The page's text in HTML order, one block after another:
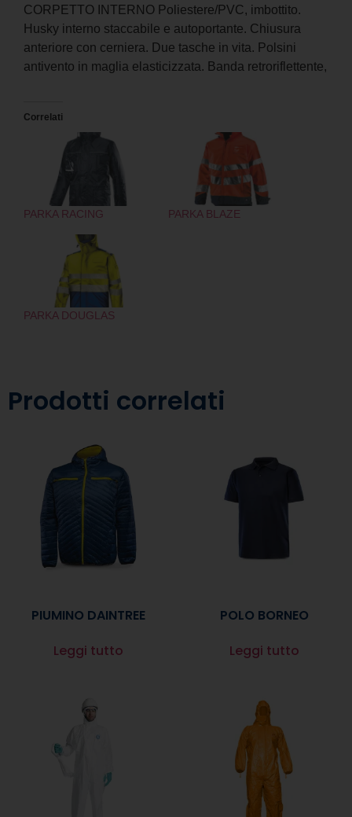
CORPETTO INTERNO Poliestere/PVC, imbottito.
Husky interno staccabile e autoportante. Chiusura
anteriore con cerniera. Due tasche in vita. Polsini
antivento in maglia elasticizzata. Banda retroriflettente,
Correlati
PARKA RACING PARKA BLAZE
PARKA DOUGLAS
Prodotti correlati
PIUMINO DAINTREE
Leggi tutto
POLO BORNEO
Leggi tutto